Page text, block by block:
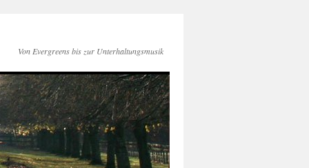
Von Evergreens bis zur Unterhaltungsmusik